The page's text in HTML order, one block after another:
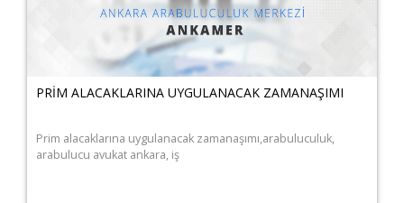
PRİM ALACAKLARINA UYGULANACAK ZAMANAŞIMI
Prim alacaklarına uygulanacak zamanaşımı,arabuluculuk,
arabulucu avukat ankara, iş